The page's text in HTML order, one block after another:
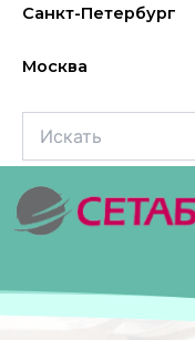
Перейти
содержимому
Санкт-Петербург
Москва